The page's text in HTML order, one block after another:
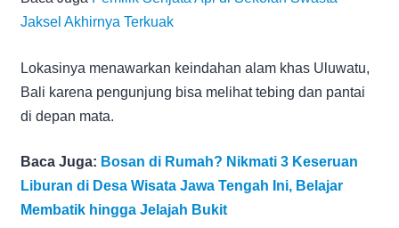
Jaksel Akhirnya Terkuak
Lokasinya menawarkan keindahan alam khas Uluwatu,
Bali karena pengunjung bisa melihat tebing dan pantai
di depan mata.
Baca Juga: Bosan di Rumah? Nikmati 3 Keseruan
Liburan di Desa Wisata Jawa Tengah Ini, Belajar
Membatik hingga Jelajah Bukit